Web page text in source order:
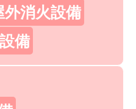
外消火設備
備